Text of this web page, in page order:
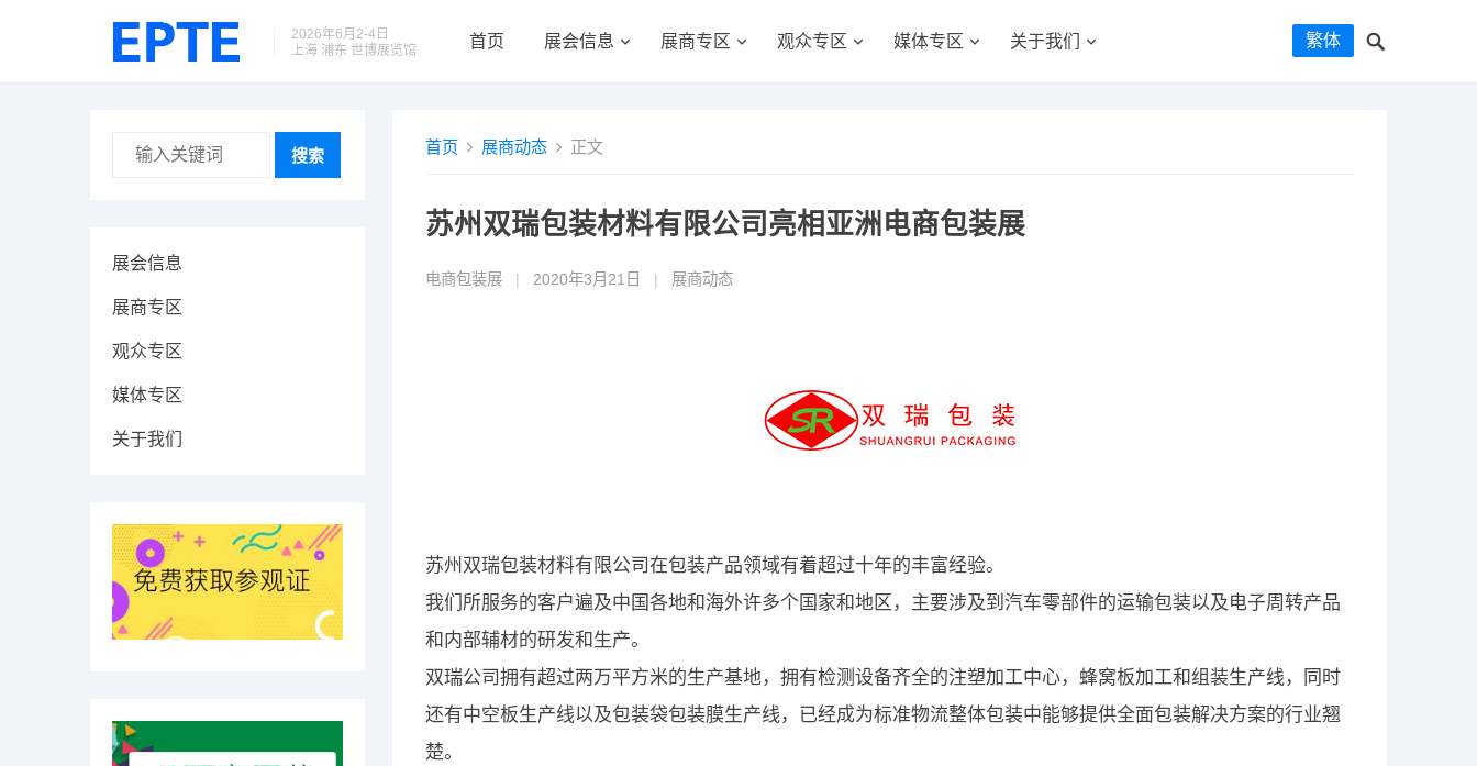
2026年6月2-4日
上海 浦东 世博展览馆
首页 展会信息 展商专区 观众专区 媒体专区 关于我们 繁体
首页 展商动态 正文
苏州双瑞包装材料有限公司亮相亚洲电商包装展
电商包装展 | 2020年3月21日 | 展商动态
苏州双瑞包装材料有限公司在包装产品领域有着超过十年的丰富经验。
我们所服务的客户遍及中国各地和海外许多个国家和地区，主要涉及到汽车零部件的运输包装以及电子周转产品
和内部辅材的研发和生产。
双瑞公司拥有超过两万平方米的生产基地，拥有检测设备齐全的注塑加工中心，蜂窝板加工和组装生产线，同时
还有中空板生产线以及包装袋包装膜生产线，已经成为标准物流整体包装中能够提供全面包装解决方案的行业翘
楚。
搜索
展会信息
展商专区
观众专区
媒体专区
关于我们